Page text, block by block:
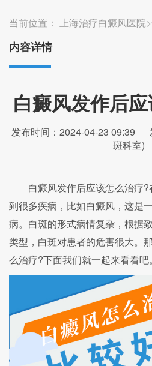
当前位置： 上海治疗白癜风医院>
内容详情
白癜风发作后
发布时间：2024-04-23 09:39
斑科室)
白癜风发作后应该怎么治疗?
到很多疾病，比如白癜风，这是
病。白斑的形式病情复杂，根据
类型，白斑对患者的危害很大。
么治疗?下面我们就一起来看看吧。